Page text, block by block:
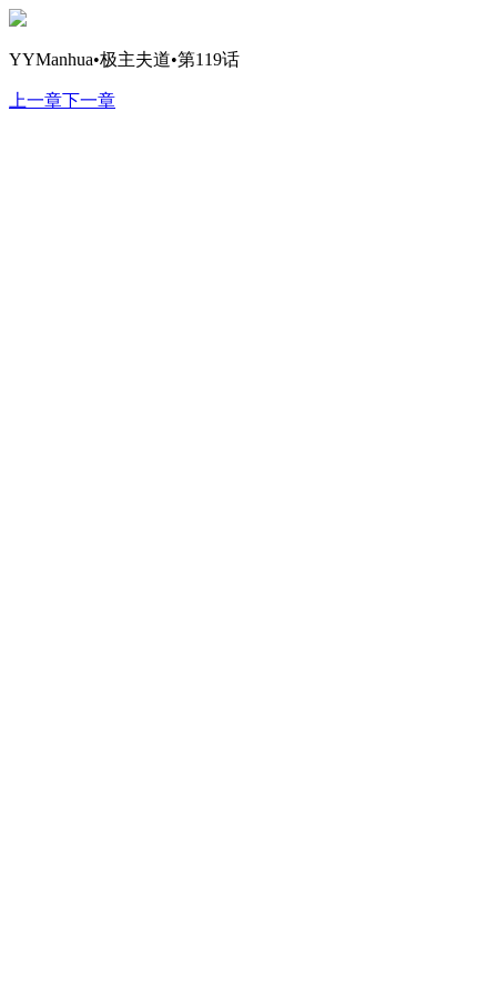
YYManhua•极主夫道•第119话
上一章下一章